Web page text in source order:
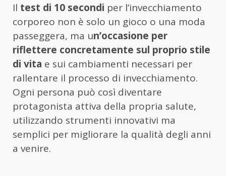
Il test di 10 secondi per l’invecchiamento
corporeo non è solo un gioco o una moda
passeggera, ma un’occasione per
riflettere concretamente sul proprio stile
di vita e sui cambiamenti necessari per
rallentare il processo di invecchiamento.
Ogni persona può così diventare
protagonista attiva della propria salute,
utilizzando strumenti innovativi ma
semplici per migliorare la qualità degli anni
a venire.